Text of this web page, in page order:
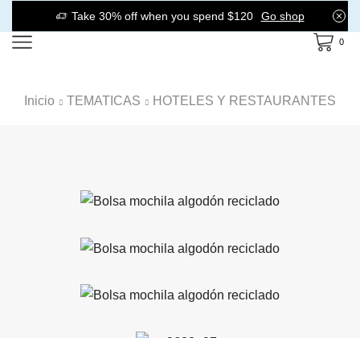
Take 30% off when you spend $120 Go shop
0
Inicio TEMATICAS HOTELES Y RESTAURANTES